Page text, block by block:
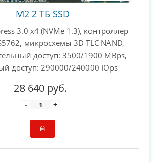
M2 2 ТБ SSD
3.0 x4 (NVMe 1.3), контроллер
микросхемы 3D TLC NAND,
доступ: 3500/1900 MBps,
доступ: 290000/240000 IOps
28 640 руб.
- +